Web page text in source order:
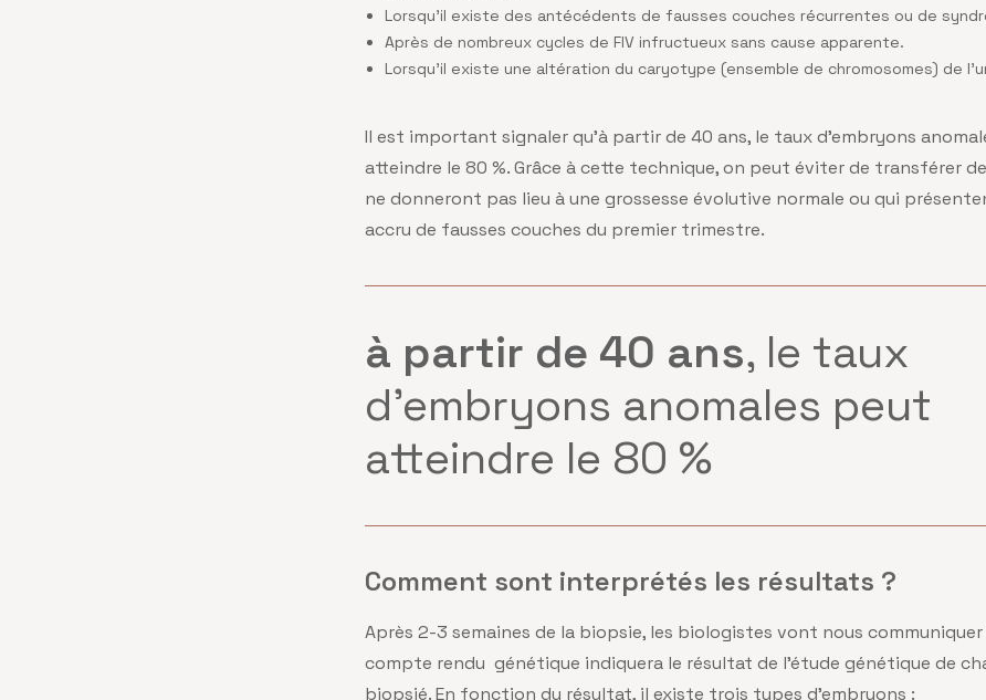
Lorsqu’il existe des antécédents de fausses couches récurrentes ou de
Après de nombreux cycles de FIV infructueux sans cause apparente.
Lorsqu’il existe une altération du caryotype (ensemble de chromosomes) de
Il est important signaler qu’à partir de 40 ans, le taux d’embryons
atteindre le 80 %. Grâce à cette technique, on peut éviter de transférer
ne donneront pas lieu à une grossesse évolutive normale ou qui
accru de fausses couches du premier trimestre.
à partir de 40 ans, le taux
d'embryons anomales peut
atteindre le 80 %
Comment sont interprétés les résultats ?
Après 2-3 semaines de la biopsie, les biologistes vont nous communiquer
compte rendu génétique indiquera le résultat de l’étude génétique de
biopsié. En fonction du résultat, il existe trois types d’embryons :